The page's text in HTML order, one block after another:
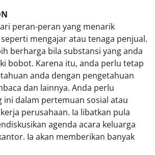
peran-peran yang menarik
mengajar atau tenaga penjual.
berharga bila substansi yang anda
bobot. Karena itu, anda perlu tetap
anda dengan pengetahuan
dan lainnya. Anda perlu
ini dalam pertemuan sosial atau
perusahaan. Ia libatkan pula
agenda acara keluarga
Ia akan memberikan banyak